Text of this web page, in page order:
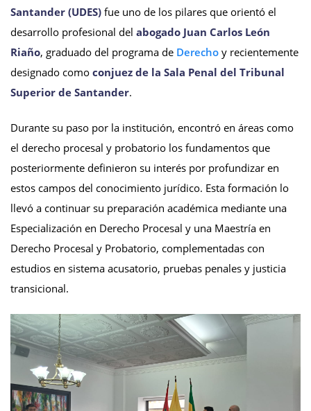
Santander (UDES) fue uno de los pilares que orientó el
desarrollo profesional del abogado Juan Carlos León
Riaño, graduado del programa de Derecho y recientemente
designado como conjuez de la Sala Penal del Tribunal
Superior de Santander.
Durante su paso por la institución, encontró en áreas como
el derecho procesal y probatorio los fundamentos que
posteriormente definieron su interés por profundizar en
estos campos del conocimiento jurídico. Esta formación lo
llevó a continuar su preparación académica mediante una
Especialización en Derecho Procesal y una Maestría en
Derecho Procesal y Probatorio, complementadas con
estudios en sistema acusatorio, pruebas penales y justicia
transicional.